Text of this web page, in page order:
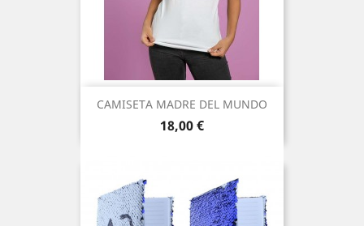
CAMISETA MADRE DEL MUNDO
Precio
18,00 €